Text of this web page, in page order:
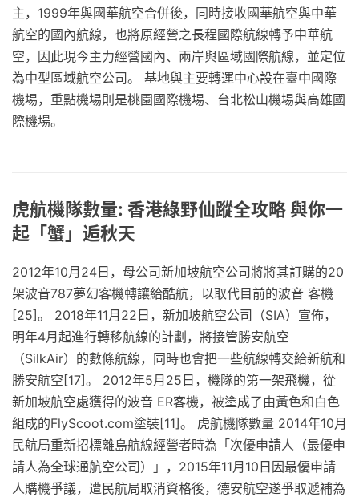
主，1999年與國華航空合併後，同時接收國華航空與中華
航空的國內航線，也將原經營之長程國際航線轉予中華航
空，因此現今主力經營國內、兩岸與區域國際航線，並定位
為中型區域航空公司。 基地與主要轉運中心設在臺中國際
機場，重點機場則是桃園國際機場、台北松山機場與高雄國
際機場。
虎航機隊數量: 香港綠野仙蹤全攻略 與你一
起「蟹」逅秋天
2012年10月24日，母公司新加坡航空公司將將其訂購的20
架波音787夢幻客機轉讓給酷航，以取代目前的波音 客機
[25]。 2018年11月22日，新加坡航空公司（SIA）宣佈，
明年4月起進行轉移航線的計劃，將接管勝安航空
（SilkAir）的數條航線，同時也會把一些航線轉交給新航和
勝安航空[17]。 2012年5月25日，機隊的第一架飛機，從
新加坡航空處獲得的波音 ER客機，被塗成了由黃色和白色
組成的FlyScoot.com塗裝[11]。 虎航機隊數量 2014年10月
民航局重新招標離島航線經營者時為「次優申請人（最優申
請人為全球通航空公司）」，2015年11月10日因最優申請
人購機爭議，遭民航局取消資格後，德安航空遂爭取遞補為